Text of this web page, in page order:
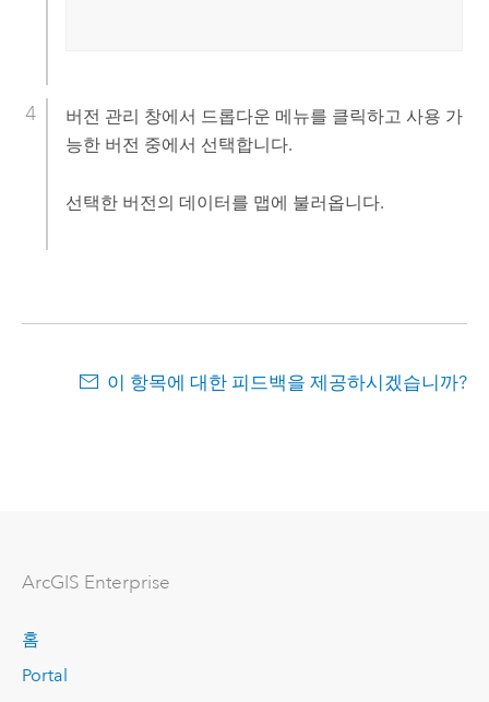
버전 관리 창에서 드롭다운 메뉴를 클릭하고 사용 가
능한 버전 중에서 선택합니다.
선택한 버전의 데이터를 맵에 불러옵니다.
이 항목에 대한 피드백을 제공하시겠습니까?
ArcGIS Enterprise
홈
Portal